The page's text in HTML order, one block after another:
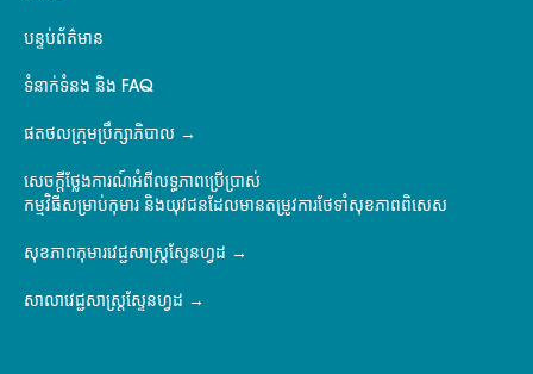
បន្ទប់ព័ត៌មាន
ទំនាក់ទំនង និង FAQ
ផតថលក្រុមប្រឹក្សាភិបាល
សេចក្តីថ្លែងការណ៍អំពីលទ្ធភាពប្រើប្រាស់
កម្មវិធីសម្រាប់កុមារ និងយុវជនដែលមានតម្រូវការថែទាំសុខភាពពិសេស
សុខភាពកុមារវេជ្ជសាស្ត្រស្ទែនហ្វដ
សាលាវេជ្ជសាស្ត្រស្ទែនហ្វដ